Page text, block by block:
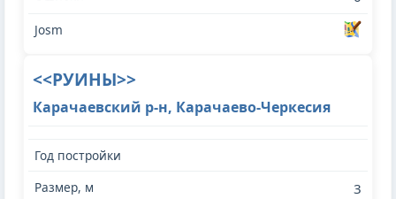
<<РУИНЫ>>
Карачаевский р-н, Карачаево-Черкесия
3